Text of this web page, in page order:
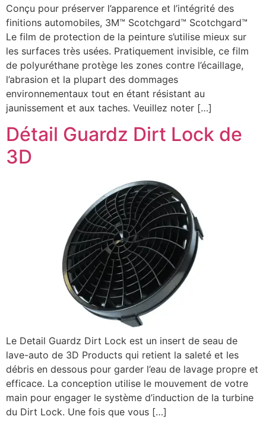
Conçu pour préserver l’apparence et l’intégrité des
finitions automobiles, 3M™ Scotchgard™ Scotchgard™
Le film de protection de la peinture s’utilise mieux sur
les surfaces très usées. Pratiquement invisible, ce film
de polyuréthane protège les zones contre l’écaillage,
l’abrasion et la plupart des dommages
environnementaux tout en étant résistant au
jaunissement et aux taches. Veuillez noter […]
Détail Guardz Dirt Lock de
3D
Le Detail Guardz Dirt Lock est un insert de seau de
lave-auto de 3D Products qui retient la saleté et les
débris en dessous pour garder l’eau de lavage propre et
efficace. La conception utilise le mouvement de votre
main pour engager le système d’induction de la turbine
du Dirt Lock. Une fois que vous […]